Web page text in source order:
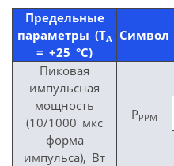
Предельные
параметры (TA
= +25 °C)
Символ
Пиковая
импульсная
мощность
(10/1000 мкс
форма
импульса), Вт
PPPM